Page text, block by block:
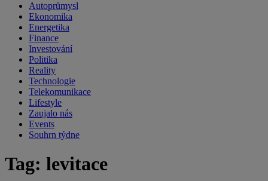
Autoprůmysl
Ekonomika
Energetika
Finance
Investování
Politika
Reality
Technologie
Telekomunikace
Lifestyle
Zaujalo nás
Events
Souhrn týdne
Tag: levitace